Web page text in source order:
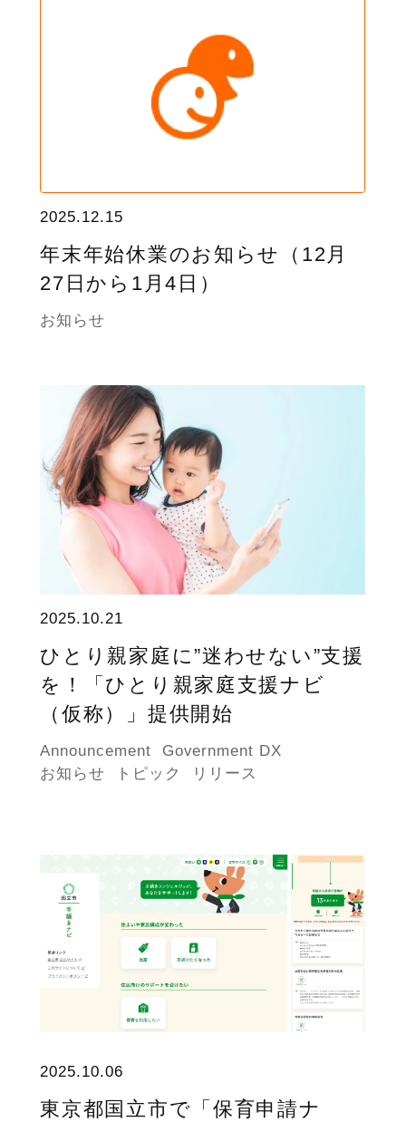
2025.12.15
年末年始休業のお知らせ（12月
27日から1月4日）
お知らせ
2025.10.21
ひとり親家庭に”迷わせない”支援
を！「ひとり親家庭支援ナビ
（仮称）」提供開始
Announcement
Government DX
お知らせ
トピック リリース
2025.10.06
東京都国立市で「保育申請ナ